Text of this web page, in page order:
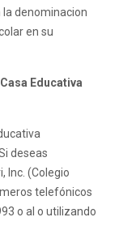
la denominacion
en su
Educativa
deseas
Inc. (Colegio
telefónicos
o al o utilizando